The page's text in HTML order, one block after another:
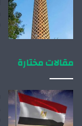
مقالات مختارة